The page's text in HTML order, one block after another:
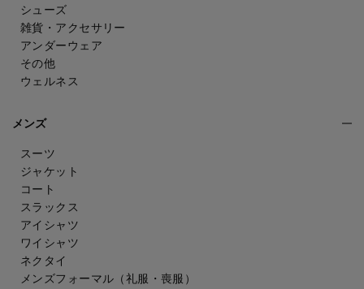
シューズ
雑貨・アクセサリー
アンダーウェア
その他
ウェルネス
メンズ
スーツ
ジャケット
コート
スラックス
アイシャツ
ワイシャツ
ネクタイ
メンズフォーマル （礼服・喪服）